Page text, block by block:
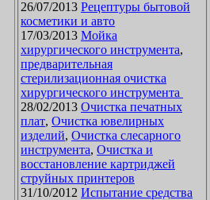
26/07/2013 Рецептуры бытовой
косметики и авто
17/03/2013 Мойка
хирургического инструмента,
предварительная
стерилизационная очистка
хирургического инструмента
28/02/2013 Очистка печатных
плат, Очистка ювелирных
изделий, Очистка слесарного
инструмента, Очистка и
восстановление картриджей
струйных принтеров
31/10/2012 Испытание средства